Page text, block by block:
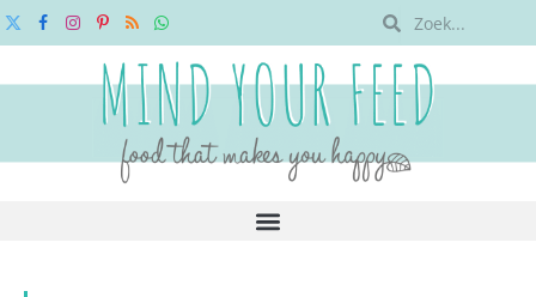
X
FacebookInstagram
Pinterest
RSSWhatsApp